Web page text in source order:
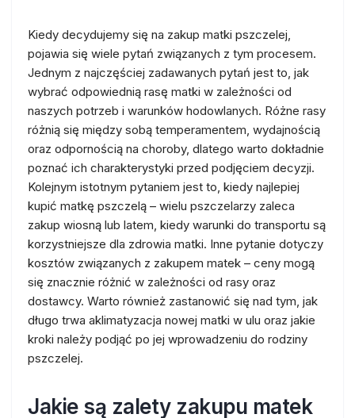
Kiedy decydujemy się na zakup matki pszczelej,
pojawia się wiele pytań związanych z tym procesem.
Jednym z najczęściej zadawanych pytań jest to, jak
wybrać odpowiednią rasę matki w zależności od
naszych potrzeb i warunków hodowlanych. Różne rasy
różnią się między sobą temperamentem, wydajnością
oraz odpornością na choroby, dlatego warto dokładnie
poznać ich charakterystyki przed podjęciem decyzji.
Kolejnym istotnym pytaniem jest to, kiedy najlepiej
kupić matkę pszczelą – wielu pszczelarzy zaleca
zakup wiosną lub latem, kiedy warunki do transportu są
korzystniejsze dla zdrowia matki. Inne pytanie dotyczy
kosztów związanych z zakupem matek – ceny mogą
się znacznie różnić w zależności od rasy oraz
dostawcy. Warto również zastanowić się nad tym, jak
długo trwa aklimatyzacja nowej matki w ulu oraz jakie
kroki należy podjąć po jej wprowadzeniu do rodziny
pszczelej.
Jakie są zalety zakupu matek